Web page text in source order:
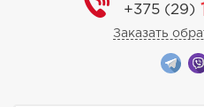
+375 (29)
Заказать